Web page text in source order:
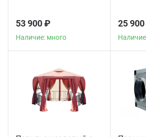
53 900 ₽
Наличие: много
25